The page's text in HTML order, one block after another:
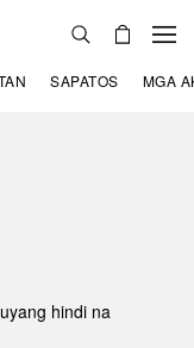
SAPATOS MGA
hindi na